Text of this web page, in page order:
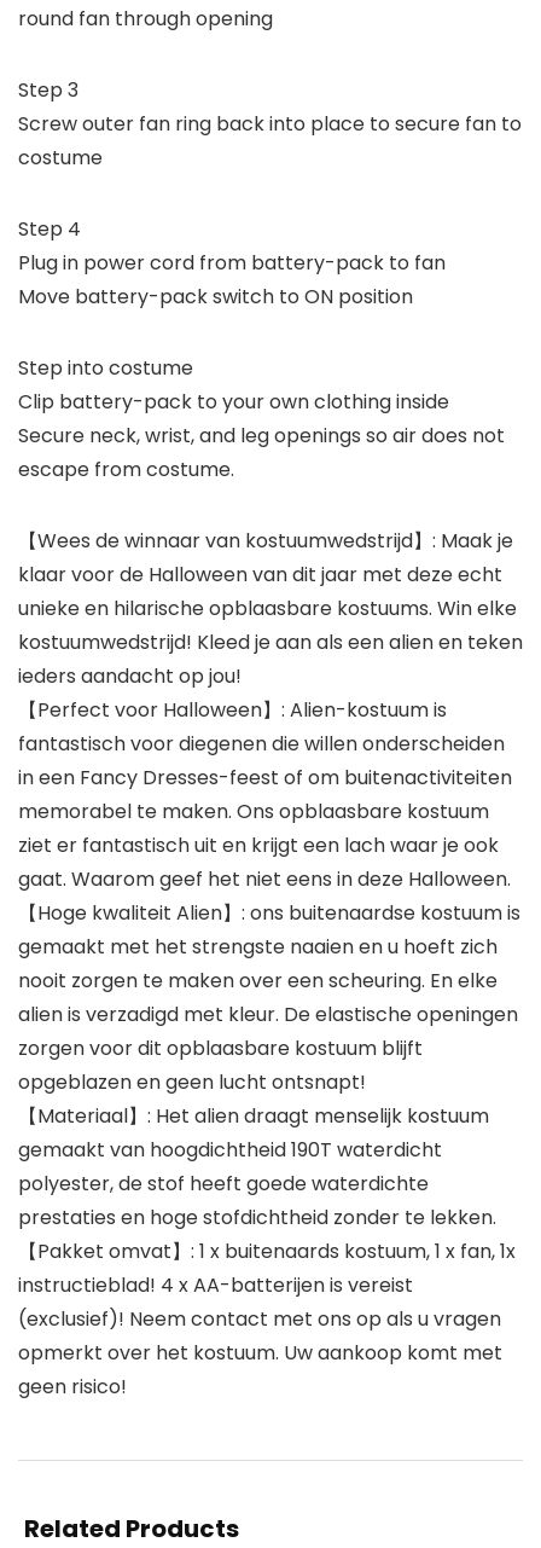
round fan through opening
Step 3
Screw outer fan ring back into place to secure fan to
costume
Step 4
Plug in power cord from battery-pack to fan
Move battery-pack switch to ON position
Step into costume
Clip battery-pack to your own clothing inside
Secure neck, wrist, and leg openings so air does not
escape from costume.
【Wees de winnaar van kostuumwedstrijd】: Maak je
klaar voor de Halloween van dit jaar met deze echt
unieke en hilarische opblaasbare kostuums. Win elke
kostuumwedstrijd! Kleed je aan als een alien en teken
ieders aandacht op jou!
【Perfect voor Halloween】: Alien-kostuum is
fantastisch voor diegenen die willen onderscheiden
in een Fancy Dresses-feest of om buitenactiviteiten
memorabel te maken. Ons opblaasbare kostuum
ziet er fantastisch uit en krijgt een lach waar je ook
gaat. Waarom geef het niet eens in deze Halloween.
【Hoge kwaliteit Alien】: ons buitenaardse kostuum is
gemaakt met het strengste naaien en u hoeft zich
nooit zorgen te maken over een scheuring. En elke
alien is verzadigd met kleur. De elastische openingen
zorgen voor dit opblaasbare kostuum blijft
opgeblazen en geen lucht ontsnapt!
【Materiaal】: Het alien draagt ​​menselijk kostuum
gemaakt van hoogdichtheid 190T waterdicht
polyester, de stof heeft goede waterdichte
prestaties en hoge stofdichtheid zonder te lekken.
【Pakket omvat】: 1 x buitenaards kostuum, 1 x fan, 1x
instructieblad! 4 x AA-batterijen is vereist
(exclusief)! Neem contact met ons op als u vragen
opmerkt over het kostuum. Uw aankoop komt met
geen risico!
Related Products